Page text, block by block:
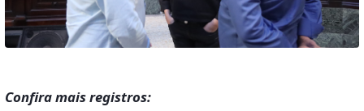
Confira mais registros: